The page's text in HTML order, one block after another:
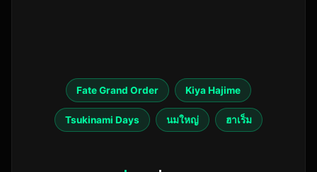
Fate Grand Order Kiya Hajime
Tsukinami Days นมใหญ่ ฮาเร็ม